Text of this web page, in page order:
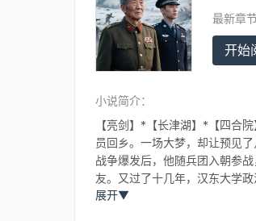
最新章节
开始
小说简介：
【亮剑】*【长津湖】*【四合
员回乡。一场大梦，却让预见
战争爆发后，他随兵团入朝参
友。又过了十几年，汉东大学
展开▼